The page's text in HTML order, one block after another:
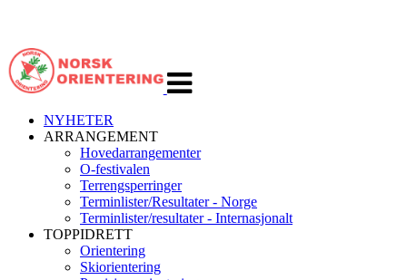
navigasjon
NYHETER
ARRANGEMENT
Hovedarrangementer
O-festivalen
Terrengsperringer
Terminlister/Resultater - Norge
Terminlister/resultater - Internasjonalt
TOPPIDRETT
Orientering
Skiorientering